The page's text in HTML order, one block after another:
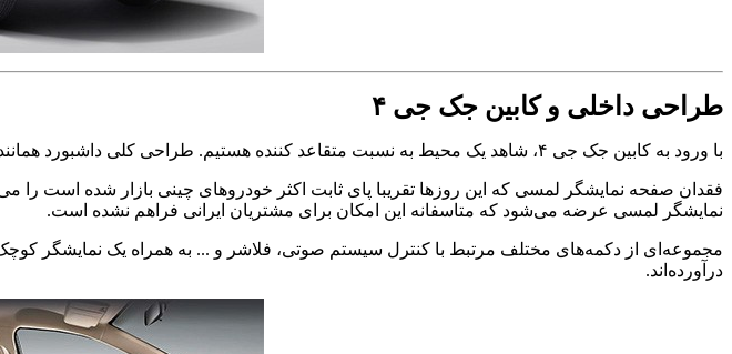
طراحی داخلی و کابین جک جی ۴
با ورود به کابین جک جی ۴، شاهد یک محیط به نسبت متقاعد کننده هستیم. طراحی کلی داشبورد همانند فضای بیرونی چندان شاخص و برجسته نیست، اما از نظر بصری دلنشین جلوه می‌کند.
نمایشگر لمسی عرضه می‌شود که متاسفانه این امکان برای مشتریان ایرانی فراهم نشده است.
درآورده‌اند.